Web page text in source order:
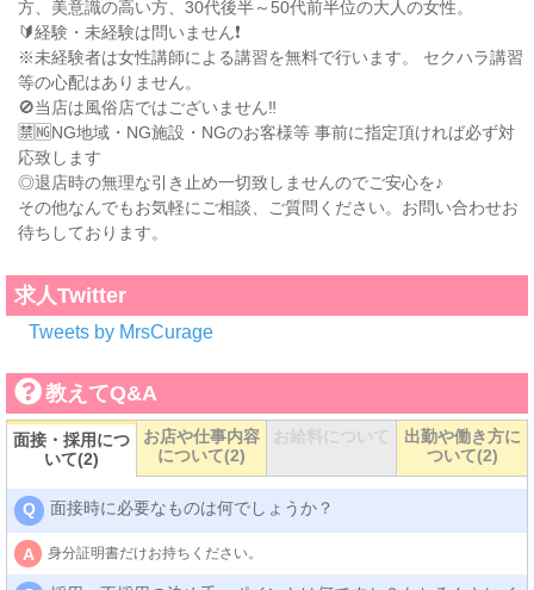
方、美意識の高い方、30代後半～50代前半位の大人の女性。
🔰経験・未経験は問いません❗
※未経験者は女性講師による講習を無料で行います。 セクハラ講習
等の心配はありません。
🚫当店は風俗店ではございません‼️
🈲🆖NG地域・NG施設・NGのお客様等 事前に指定頂ければ必ず対
応致します
◎退店時の無理な引き止め一切致しませんのでご安心を♪
その他なんでもお気軽にご相談、ご質問ください。お問い合わせお
待ちしております。
求人Twitter
Tweets by MrsCurage
教えてQ&A
面接・採用につ
いて(2)
Q 面接時に必要なものは何でしょうか？
A 身分証明書だけお持ちください。
お店や仕事内容
について(2)
出勤や働き方に
ついて(2)